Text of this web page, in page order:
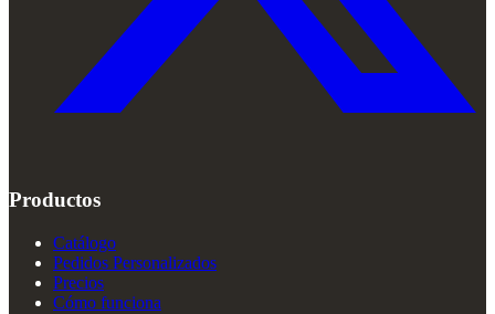
Productos
Catálogo
Pedidos Personalizados
Precios
Cómo funciona